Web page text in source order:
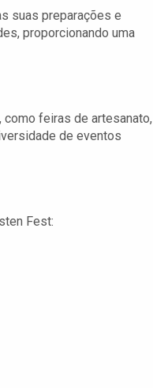
suas preparações e
proporcionando uma
feiras de artesanato,
de eventos
Fest: